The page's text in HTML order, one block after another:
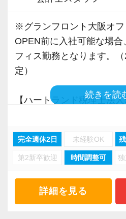
※グランフロント大阪オ
OPEN前に入社可能な場
フィス勤務となります。
定）
【ハートランド税理士法
ンセンティブ制度
給与体系は2パターンから
業界で最もスタッフの実
◆理不尽な顧客には「NO
続きを読
完全週休2日 未経験OK
第2新卒歓迎 時間調整可
詳細を見る